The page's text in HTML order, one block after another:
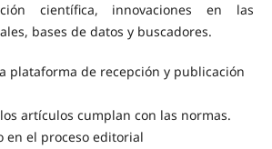
científica, innovaciones en las
bases de datos y buscadores.
plataforma de recepción y publicación
artículos cumplan con las normas.
en el proceso editorial